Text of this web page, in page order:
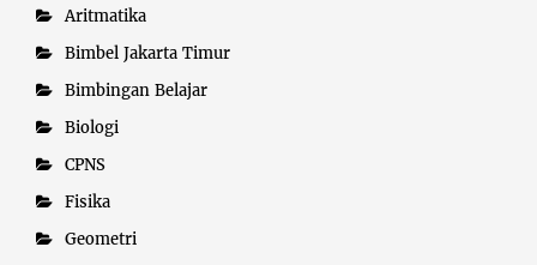
Aritmatika
Bimbel Jakarta Timur
Bimbingan Belajar
Biologi
CPNS
Fisika
Geometri